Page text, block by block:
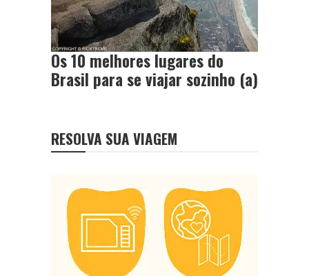
Os 10 melhores lugares do
Brasil para se viajar sozinho (a)
RESOLVA SUA VIAGEM